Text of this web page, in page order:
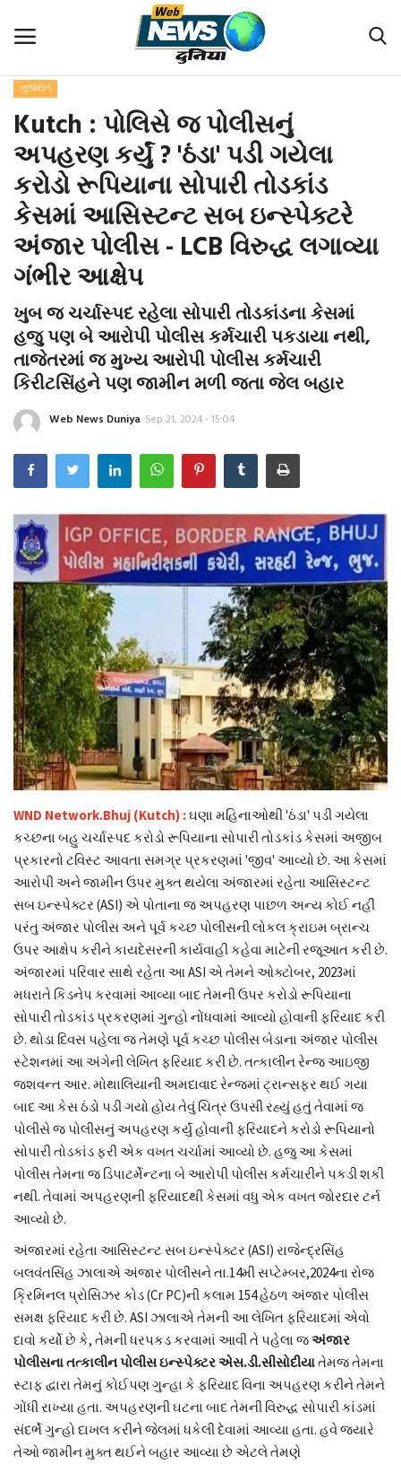
હોમ
ટોપ સ્ટોરી
આંતરરાષ્ટ્રીય
રાષ્ટ્રીય
ગુજરાત
ઇકોનોમી-ઇન્ડસ્ટ્રીઝ
વિશેષ
ફોટો ન્યૂઝ
ગુજરાત
Kutch : પોલિસે જ પોલીસનું
અપહરણ કર્યું ? 'ઠંડા' પડી ગયેલા
કરોડો રૂપિયાના સોપારી તોડકાંડ
કેસમાં આસિસ્ટન્ટ સબ ઇન્સ્પેક્ટરે
અંજાર પોલીસ - LCB વિરુદ્ધ લગાવ્યા
ગંભીર આક્ષેપ
ખુબ જ ચર્ચાસ્પદ રહેલા સોપારી તોડકાંડના કેસમાં
હજુ પણ બે આરોપી પોલીસ કર્મચારી પકડાયા નથી,
તાજેતરમાં જ મુખ્ય આરોપી પોલીસ કર્મચારી
કિરીટસિંહને પણ જામીન મળી જતા જેલ બહાર
Web News Duniya Sep 21, 2024 - 15:04
WND Network.Bhuj (Kutch) :ઘણા મહિનાઓથી 'ઠંડા' પડી ગયેલા
કચ્છના બહુ ચર્ચાસ્પદ કરોડો રૂપિયાના સોપારી તોડકાંડ કેસમાં અજીબ
પ્રકારનો ટવિસ્ટ આવતા સમગ્ર પ્રકરણમાં 'જીવ' આવ્યો છે. આ કેસમાં
આરોપી અને જામીન ઉપર મુક્ત થયેલા અંજારમાં રહેતા આસિસ્ટન્ટ
સબ ઇન્સ્પેક્ટર (ASI) એ પોતાના જ અપહરણ પાછળ અન્ય કોઈ નહીં
પરંતુ અંજાર પોલીસ અને પૂર્વ કચ્છ પોલીસની લોકલ ક્રાઇમ બ્રાન્ચ
ઉપર આક્ષેપ કરીને કાયદેસરની કાર્યવાહી કહેવા માટેની રજૂઆત કરી છે.
અંજારમાં પરિવાર સાથે રહેતા આ ASI એ તેમને ઓક્ટોબર, 2023માં
મધરાતે કિડનેપ કરવામાં આવ્યા બાદ તેમની ઉપર કરોડો રૂપિયાના
સોપારી તોડકાંડ પ્રકરણમાં ગુન્હો નોંધવામાં આવ્યો હોવાની ફરિયાદ કરી
છે. થોડા દિવસ પહેલા જ તેમણે પૂર્વ કચ્છ પોલીસ બેડાના અંજાર પોલીસ
સ્ટેશનમાં આ અંગેની લેખિત ફરિયાદ કરી છે. તત્કાલીન રેન્જ આઇજી
જશવન્ત આર. મોથાલિયાની અમદાવાદ રેન્જમાં ટ્રાન્સફર થઈ ગયા
બાદ આ કેસ ઠંડો પડી ગયો હોય તેવું ચિત્ર ઉપસી રહ્યું હતું તેવામાં જ
પોલીસે જ પોલીસનું અપહરણ કર્યું હોવાની ફરિયાદને કરોડો રૂપિયાનો
સોપારી તોડકાંડ ફરી એક વખત ચર્ચામાં આવ્યો છે. હજુ આ કેસમાં
પોલીસ તેમના જ ડિપાટર્મેન્ટના બે આરોપી પોલીસ કર્મચારીને પકડી શકી
નથી. તેવામાં અપહરણની ફરિયાદથી કેસમાં વધુ એક વખત જોરદાર ટર્ન
આવ્યો છે.
અંજારમાં રહેતા આસિસ્ટન્ટ સબ ઇન્સ્પેક્ટર (ASI) રાજેન્દ્રસિંહ
બલવંતસિંહ ઝાલાએ અંજાર પોલીસને તા.14મી સપ્ટેમ્બર,2024ના રોજ
ક્રિમિનલ પ્રોસિઝર કોડ (Cr PC)ની કલામ 154 હેઠળ અંજાર પોલીસ
સમક્ષ ફરિયાદ કરી છે. ASI ઝાલાએ તેમની આ લેખિત ફરિયાદમાં એવો
દાવો કર્યો છે કે, તેમની ધરપકડ કરવામાં આવી તે પહેલા જઅંજાર
પોલીસના તત્કાલીન પોલીસ ઇન્સ્પેક્ટર એસ.ડી.સીસોદીયાતેમજ તેમના
સ્ટાફ દ્વારા તેમનું કોઈપણ ગુન્હા કે ફરિયાદ વિના અપહરણ કરીને તેમને
ગોંધી રાખ્યા હતા. અપહરણની ઘટના બાદ તેમની વિરુદ્ધ સોપારી કાંડમાં
સંદર્ભે ગુન્હો દાખલ કરીને જેલમાં ધકેલી દેવામાં આવ્યા હતા. હવે જયારે
તેઓ જામીન મુક્ત થઈને બહાર આવ્યા છે એટલે તેમણે